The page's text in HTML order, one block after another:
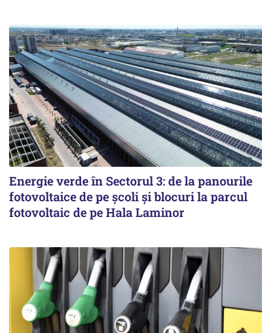
Energie verde în Sectorul 3: de la panourile
fotovoltaice de pe școli și blocuri la parcul
fotovoltaic de pe Hala Laminor